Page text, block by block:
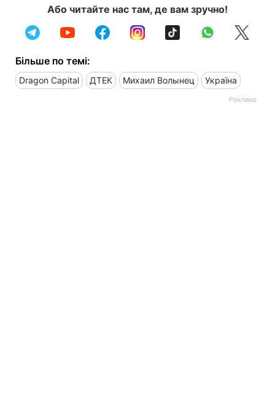
Або читайте нас там, де вам зручно!
Більше по темі:
Dragon Capital ДТЕК Михаил Волынец Україна